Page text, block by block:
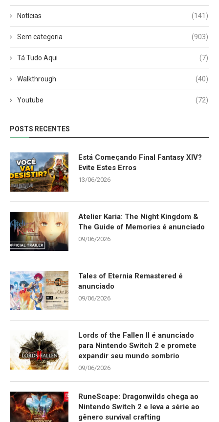
Notícias (141)
Sem categoria (903)
Tá Tudo Aqui (7)
Walkthrough (40)
Youtube (72)
POSTS RECENTES
Está Começando Final Fantasy XIV?
Evite Estes Erros
13/06/2026
Atelier Karia: The Night Kingdom &
The Guide of Memories é anunciado
09/06/2026
Tales of Eternia Remastered é
anunciado
09/06/2026
Lords of the Fallen II é anunciado
para Nintendo Switch 2 e promete
expandir seu mundo sombrio
09/06/2026
RuneScape: Dragonwilds chega ao
Nintendo Switch 2 e leva a série ao
gênero survival crafting